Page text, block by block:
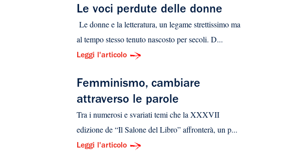
Le voci perdute delle donne
Le donne e la letteratura, un legame strettissimo ma
al tempo stesso tenuto nascosto per secoli. D...
Leggi l'articolo
Femminismo, cambiare
attraverso le parole
Tra i numerosi e svariati temi che la XXXVII
edizione de “Il Salone del Libro” affronterà, un p...
Leggi l'articolo